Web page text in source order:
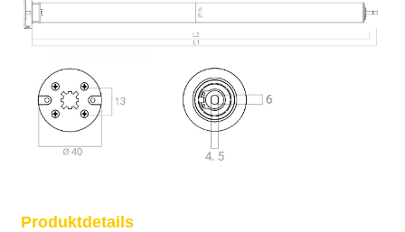
Produktdetails